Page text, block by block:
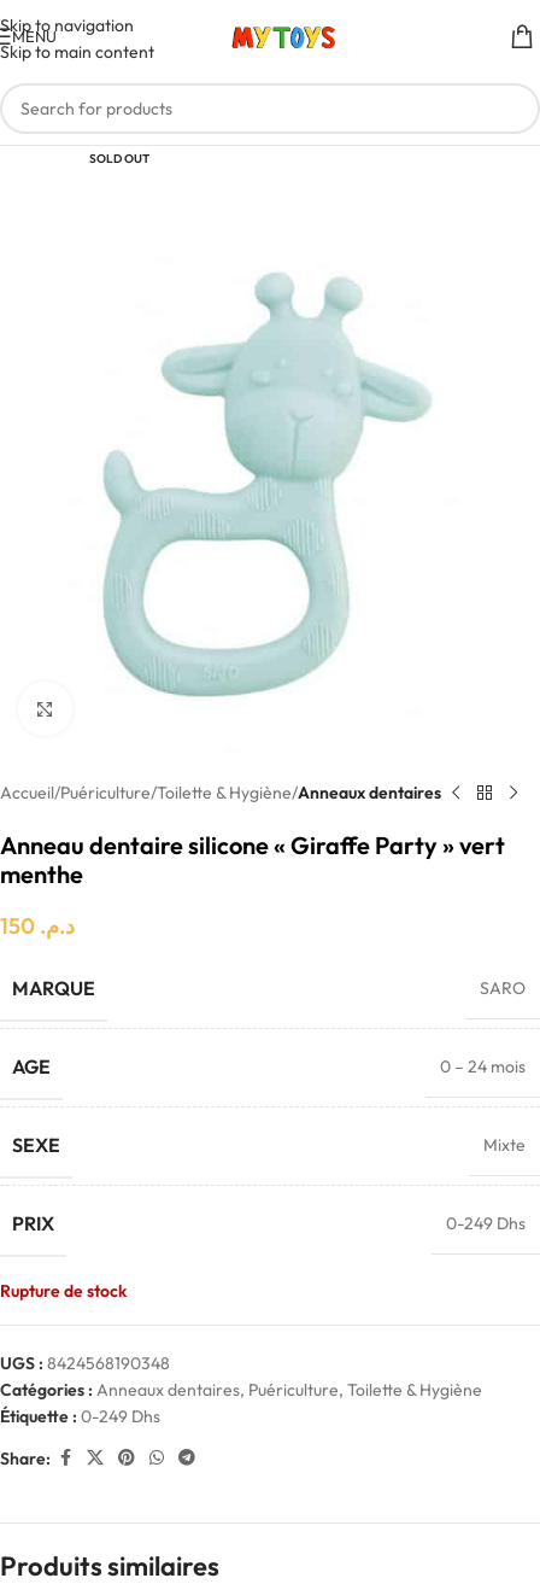
Skip to navigation
Skip to main content
MENU
SOLD OUT
Accueil Puériculture Toilette & Hygiène Anneaux dentaires
Anneau dentaire silicone « Giraffe Party » vert
menthe
د.م.
MARQUE SARO
AGE 0 – 24 mois
SEXE Mixte
PRIX 0-249 Dhs
Rupture de stock
UGS : 8424568190348
Catégories : Anneaux dentaires, Puériculture, Toilette & Hygiène
Étiquette : 0-249 Dhs
Share:
Produits similaires